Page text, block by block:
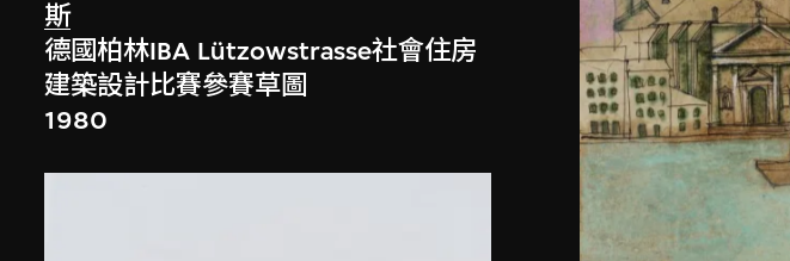
斯
德國柏林IBA Lützowstrasse社會住房
建築設計比賽參賽草圖
1980